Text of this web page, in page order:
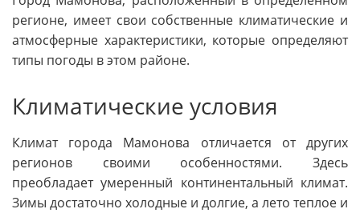
регионе, имеет свои собственные климатические и
атмосферные характеристики, которые определяют
типы погоды в этом районе.
Климатические условия
Климат города Мамонова отличается от других
регионов своими особенностями. Здесь
преобладает умеренный континентальный климат.
Зимы достаточно холодные и долгие, а лето теплое и